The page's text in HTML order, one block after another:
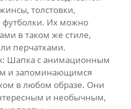
толстовки,
Их можно
в таком же стиле,
перчатками.
Шапка с анимационным
и запоминающимся
в любом образе. Они
и необычным,